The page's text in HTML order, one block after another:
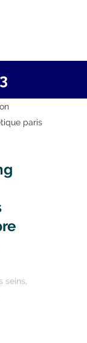
seins,